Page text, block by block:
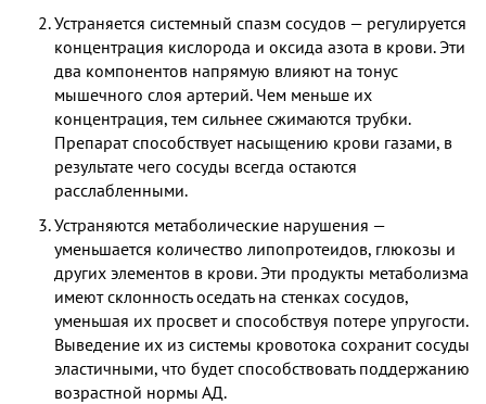
Устраняется системный спазм сосудов — регулируется
концентрация кислорода и оксида азота в крови. Эти
два компонентов напрямую влияют на тонус
мышечного слоя артерий. Чем меньше их
концентрация, тем сильнее сжимаются трубки.
Препарат способствует насыщению крови газами, в
результате чего сосуды всегда остаются
расслабленными.
Устраняются метаболические нарушения —
уменьшается количество липопротеидов, глюкозы и
других элементов в крови. Эти продукты метаболизма
имеют склонность оседать на стенках сосудов,
уменьшая их просвет и способствуя потере упругости.
Выведение их из системы кровотока сохранит сосуды
эластичными, что будет способствовать поддержанию
возрастной нормы АД.